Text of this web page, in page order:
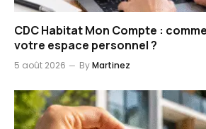
CDC Habitat Mon Compte :
votre espace personnel ?
5 août 2026 ByMartinez